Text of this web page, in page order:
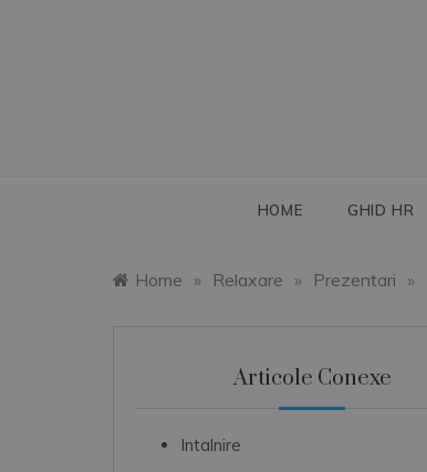
HOME GHID HR
Home » Relaxare » Prezentari »
Articole Conexe
Intalnire